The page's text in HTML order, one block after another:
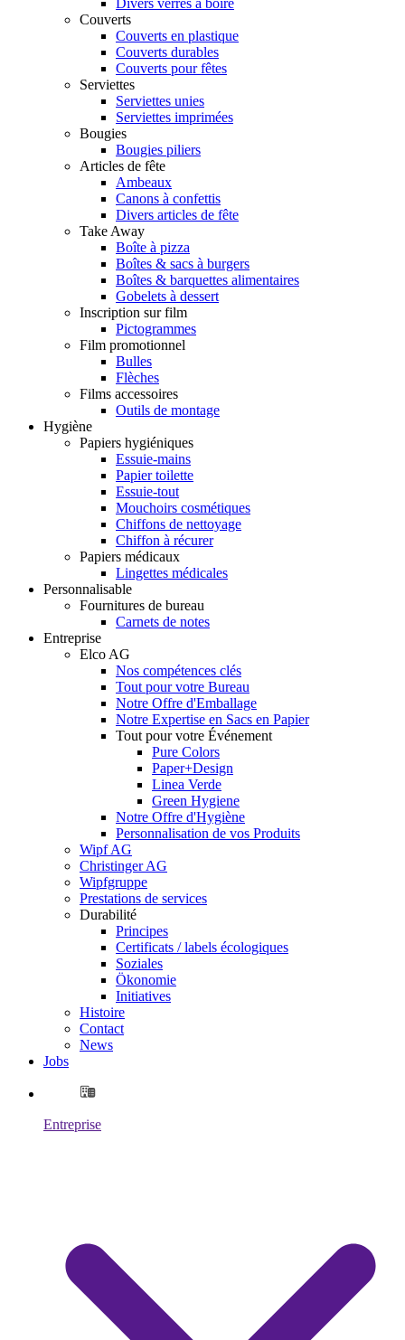
Divers verres à boire
Couverts
Couverts en plastique
Couverts durables
Couverts pour fêtes
Serviettes
Serviettes unies
Serviettes imprimées
Bougies
Bougies piliers
Articles de fête
Ambeaux
Canons à confettis
Divers articles de fête
Take Away
Boîte à pizza
Boîtes & sacs à burgers
Boîtes & barquettes alimentaires
Gobelets à dessert
Inscription sur film
Pictogrammes
Film promotionnel
Bulles
Flèches
Films accessoires
Outils de montage
Hygiène
Papiers hygiéniques
Essuie-mains
Papier toilette
Essuie-tout
Mouchoirs cosmétiques
Chiffons de nettoyage
Chiffon à récurer
Papiers médicaux
Lingettes médicales
Personnalisable
Fournitures de bureau
Carnets de notes
Entreprise
Elco AG
Nos compétences clés
Tout pour votre Bureau
Notre Offre d'Emballage
Notre Expertise en Sacs en Papier
Tout pour votre Événement
Pure Colors
Paper+Design
Linea Verde
Green Hygiene
Notre Offre d'Hygiène
Personnalisation de vos Produits
Wipf AG
Christinger AG
Wipfgruppe
Prestations de services
Durabilité
Principes
Certificats / labels écologiques
Soziales
Ökonomie
Initiatives
Histoire
Contact
News
Jobs
Entreprise